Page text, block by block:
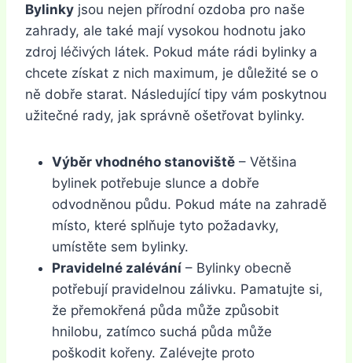
Bylinky jsou nejen přírodní ozdoba pro naše
zahrady, ale také mají vysokou hodnotu jako
zdroj léčivých látek. Pokud máte rádi bylinky a
chcete získat z nich maximum, je důležité se o
ně dobře starat. Následující tipy vám poskytnou
užitečné rady, jak správně ošetřovat bylinky.
Výběr vhodného stanoviště – Většina
bylinek potřebuje slunce a dobře
odvodněnou půdu. Pokud máte na zahradě
místo, které splňuje tyto požadavky,
umístěte sem bylinky.
Pravidelné zalévání – Bylinky obecně
potřebují pravidelnou zálivku. Pamatujte si,
že přemokřená půda může způsobit
hnilobu, zatímco suchá půda může
poškodit kořeny. Zalévejte proto